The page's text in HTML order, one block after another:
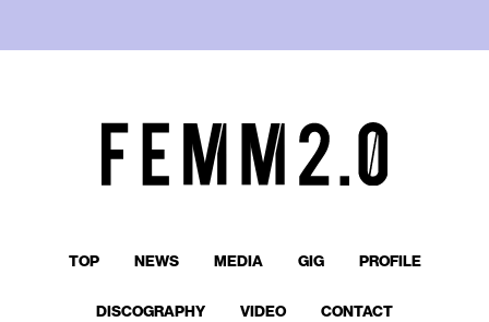
TOP NEWS MEDIA GIG PROFILE
DISCOGRAPHY VIDEO CONTACT